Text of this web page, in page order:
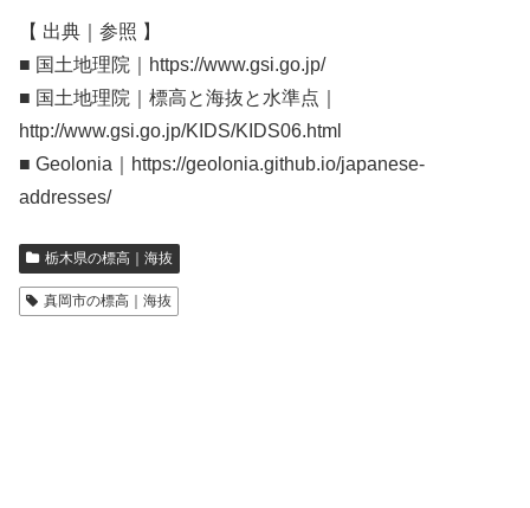
【 出典｜参照 】
■ 国土地理院｜https://www.gsi.go.jp/
■ 国土地理院｜標高と海抜と水準点｜
http://www.gsi.go.jp/KIDS/KIDS06.html
■ Geolonia｜https://geolonia.github.io/japanese-
addresses/
栃木県の標高｜海抜
真岡市の標高｜海抜